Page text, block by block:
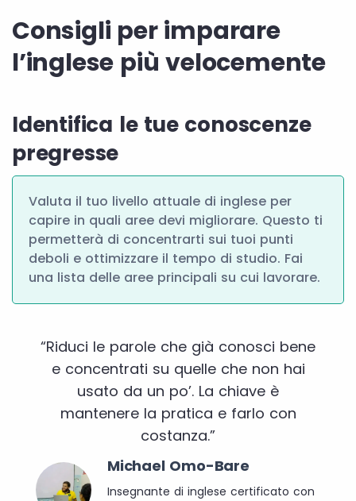
Consigli per imparare
l’inglese più velocemente
Identifica le tue conoscenze
pregresse
Valuta il tuo livello attuale di inglese per
capire in quali aree devi migliorare. Questo ti
permetterà di concentrarti sui tuoi punti
deboli e ottimizzare il tempo di studio. Fai
una lista delle aree principali su cui lavorare.
“Riduci le parole che già conosci bene
e concentrati su quelle che non hai
usato da un po’. La chiave è
mantenere la pratica e farlo con
costanza.”
Michael Omo-Bare
Insegnante di inglese certificato con